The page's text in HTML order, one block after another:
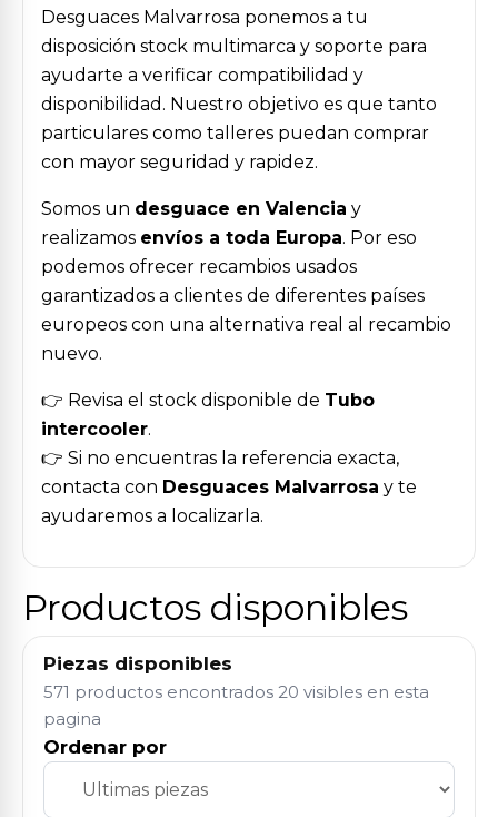
Desguaces Malvarrosa ponemos a tu
disposición stock multimarca y soporte para
ayudarte a verificar compatibilidad y
disponibilidad. Nuestro objetivo es que tanto
particulares como talleres puedan comprar
con mayor seguridad y rapidez.
Somos un desguace en Valencia y
realizamos envíos a toda Europa. Por eso
podemos ofrecer recambios usados
garantizados a clientes de diferentes países
europeos con una alternativa real al recambio
nuevo.
👉 Revisa el stock disponible de Tubo
intercooler.
👉 Si no encuentras la referencia exacta,
contacta con Desguaces Malvarrosa y te
ayudaremos a localizarla.
Productos disponibles
Piezas disponibles
571 productos encontrados 20 visibles en esta
pagina
Ordenar por